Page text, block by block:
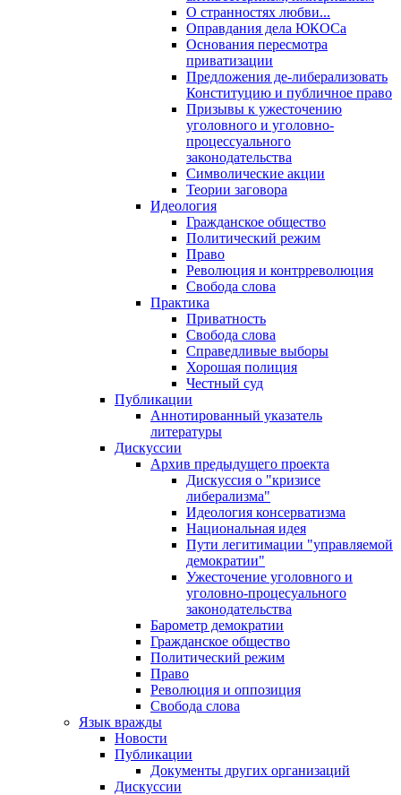
О странностях любви...
Оправдания дела ЮКОСа
Основания пересмотра
приватизации
Предложения де-либерализовать
Конституцию и публичное право
Призывы к ужесточению
уголовного и уголовно-
процессуального
законодательства
Символические акции
Теории заговора
Идеология
Гражданское общество
Политический режим
Право
Революция и контрреволюция
Свобода слова
Практика
Приватность
Свобода слова
Справедливые выборы
Хорошая полиция
Честный суд
Публикации
Аннотированный указатель
литературы
Дискуссии
Архив предыдущего проекта
Дискуссия о "кризисе
либерализма"
Идеология консерватизма
Национальная идея
Пути легитимации "управляемой
демократии"
Ужесточение уголовного и
уголовно-процесуального
законодательства
Барометр демократии
Гражданское общество
Политический режим
Право
Революция и оппозиция
Свобода слова
Язык вражды
Новости
Публикации
Документы других организаций
Дискуссии